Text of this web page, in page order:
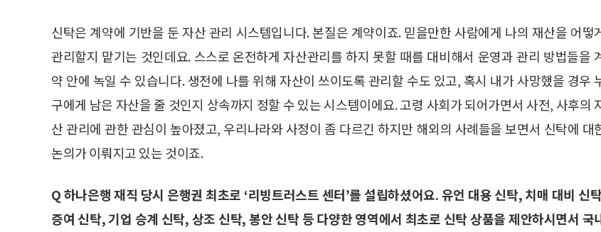
신탁은 계약에 기반을 둔 자산 관리 시스템입니다. 본질은 계약이죠. 믿을만한 사람에게 나의 재산을 어떻
관리할지 맡기는 것인데요. 스스로 온전하게 자산관리를 하지 못할 때를 대비해서 운영과 관리 방법들을
약 안에 녹일 수 있습니다. 생전에 나를 위해 자산이 쓰이도록 관리할 수도 있고, 혹시 내가 사망했을 경우
구에게 남은 자산을 줄 것인지 상속까지 정할 수 있는 시스템이에요. 고령 사회가 되어가면서 사전, 사후의
산 관리에 관한 관심이 높아졌고, 우리나라와 사정이 좀 다르긴 하지만 해외의 사례들을 보면서 신탁에 대
논의가 이뤄지고 있는 것이죠.
Q 하나은행 재직 당시 은행권 최초로 ‘리빙트러스트 센터’를 설립하셨어요. 유언 대용 신탁, 치매 대비 신
증여 신탁, 기업 승계 신탁, 상조 신탁, 봉안 신탁 등 다양한 영역에서 최초로 신탁 상품을 제안하시면서 국